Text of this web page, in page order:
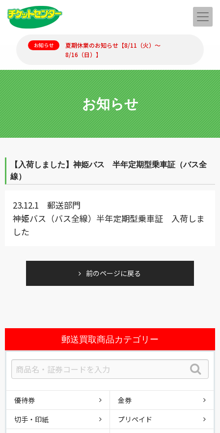
お知らせ
夏期休業のお知らせ【8/11（火）～
8/16（日）】
お知らせ
【入荷しました】神姫バス 半年定期型乗車証（バス全
線）
23.12.1 郵送部門
神姫バス（バス全線）半年定期型乗車証 入荷しま
した
前のページに戻る
郵送買取商品カテゴリー
優待券
金券
切手・印紙
プリペイド